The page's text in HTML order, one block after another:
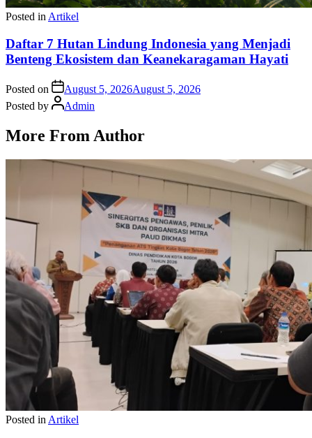
Posted in Artikel
Daftar 7 Hutan Lindung Indonesia yang Menjadi
Benteng Ekosistem dan Keanekaragaman Hayati
Posted on August 5, 2026August 5, 2026
Posted by
Admin
More From Author
Posted in Artikel